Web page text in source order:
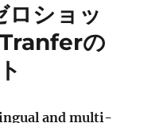
言
で
能
ショッ
Tranferの
and multi-